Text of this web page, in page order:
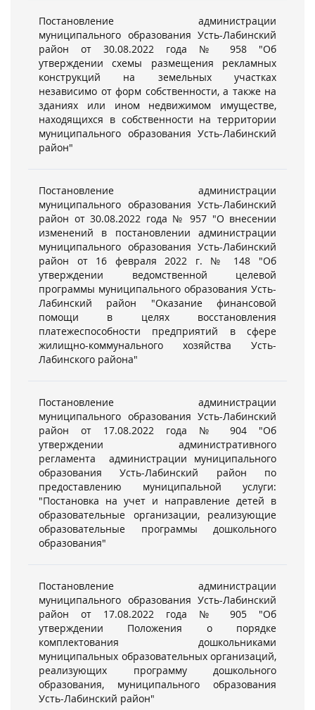
Постановление администрации
муниципального образования Усть-Лабинский
район от 30.08.2022 года № 958 "Об
утверждении схемы размещения рекламных
конструкций на земельных участках
независимо от форм собственности, а также на
зданиях или ином недвижимом имуществе,
находящихся в собственности на территории
муниципального образования Усть-Лабинский
район"
Постановление администрации
муниципального образования Усть-Лабинский
район от 30.08.2022 года № 957 "О внесении
изменений в постановлении администрации
муниципального образования Усть-Лабинский
район от 16 февраля 2022 г. № 148 "Об
утверждении ведомственной целевой
программы муниципального образования Усть-
Лабинский район "Оказание финансовой
помощи в целях восстановления
платежеспособности предприятий в сфере
жилищно-коммунального хозяйства Усть-
Лабинского района"
Постановление администрации
муниципального образования Усть-Лабинский
район от 17.08.2022 года № 904 "Об
утверждении административного
регламента администрации муниципального
образования Усть-Лабинский район по
предоставлению муниципальной услуги:
"Постановка на учет и направление детей в
образовательные организации, реализующие
образовательные программы дошкольного
образования"
Постановление администрации
муниципального образования Усть-Лабинский
район от 17.08.2022 года № 905 "Об
утверждении Положения о порядке
комплектования дошкольниками
муниципальных образовательных организаций,
реализующих программу дошкольного
образования, муниципального образования
Усть-Лабинский район"